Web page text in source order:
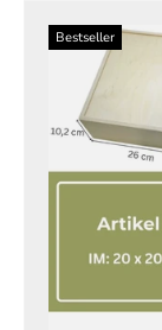
Bestseller